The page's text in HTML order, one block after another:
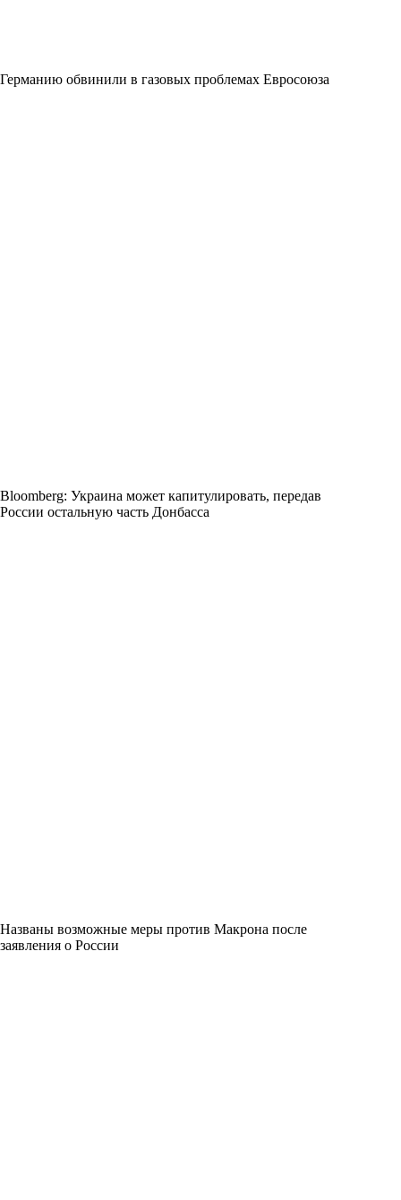
Германию обвинили в газовых проблемах Евросоюза
Bloomberg: Украина может капитулировать, передав
России остальную часть Донбасса
Названы возможные меры против Макрона после
заявления о России